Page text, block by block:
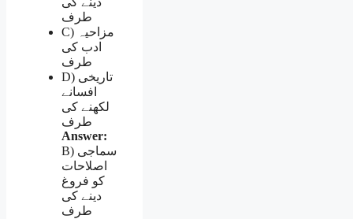
طرف
C) مزاحیہ
ادب کی
طرف
D) تاریخی
افسانے
لکھنے کی
طرف
Answer:
B) سماجی
اصلاحات
کو فروغ
دینے کی
طرف